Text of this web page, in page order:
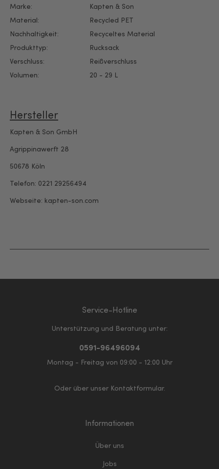
Marke:
Kapten & Son
Material:
Recycled PET
Nachhaltigkeit:
Recyceltes Material
Produkttyp:
Rucksack
Verschluss:
Reißverschluss
Volumen:
20 - 29 L
Hersteller
Kapten & Son GmbH
Agrippinawerft 28
50678 Köln
Telefon: 0221 29256494
Webseite: kapten-son.com
Service-Hotline
Unterstützung und Beratung unter:
0591-96496094
Montag - Freitag von 09:00 - 12:00 Uhr
Oder über unser Kontaktformular.
Informationen
Über uns
Jobs